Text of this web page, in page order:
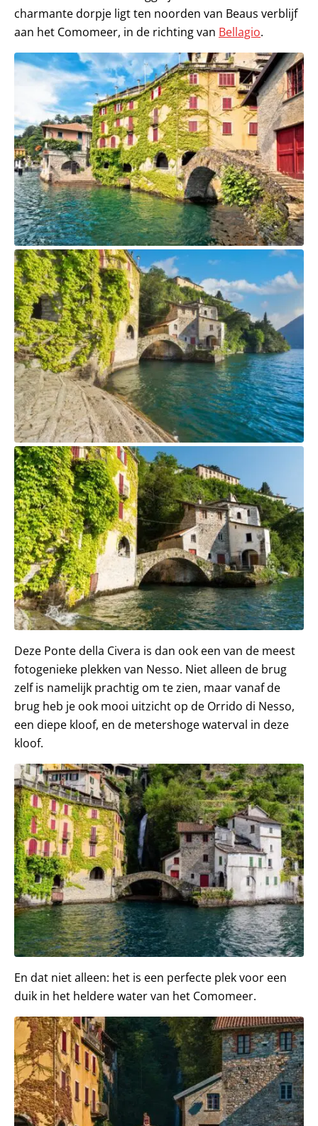
charmante dorpje ligt ten noorden van Beaus verblijf
aan het Comomeer, in de richting van Bellagio.
Deze Ponte della Civera is dan ook een van de meest
fotogenieke plekken van Nesso. Niet alleen de brug
zelf is namelijk prachtig om te zien, maar vanaf de
brug heb je ook mooi uitzicht op de Orrido di Nesso,
een diepe kloof, en de metershoge waterval in deze
kloof.
En dat niet alleen: het is een perfecte plek voor een
duik in het heldere water van het Comomeer.